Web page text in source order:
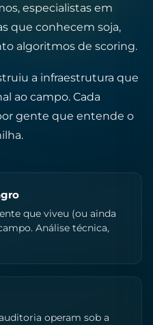
especialistas em
que conhecem soja,
algoritmos de scoring.
a infraestrutura que
ao campo. Cada
gente que entende o
que viveu (ou ainda
Análise técnica,
operam sob a